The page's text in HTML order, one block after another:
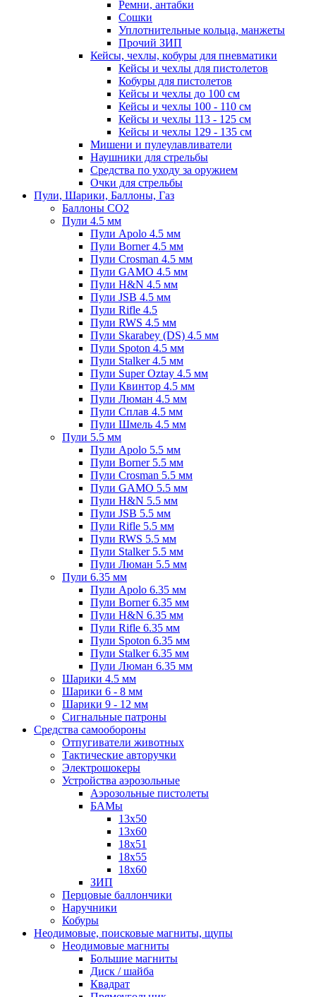
Ремни, антабки
Сошки
Уплотнительные кольца, манжеты
Прочий ЗИП
Кейсы, чехлы, кобуры для пневматики
Кейсы и чехлы для пистолетов
Кобуры для пистолетов
Кейсы и чехлы до 100 см
Кейсы и чехлы 100 - 110 см
Кейсы и чехлы 113 - 125 см
Кейсы и чехлы 129 - 135 см
Мишени и пулеулавливатели
Наушники для стрельбы
Средства по уходу за оружием
Очки для стрельбы
Пули, Шарики, Баллоны, Газ
Баллоны CO2
Пули 4.5 мм
Пули Apolo 4.5 мм
Пули Borner 4.5 мм
Пули Crosman 4.5 мм
Пули GAMO 4.5 мм
Пули H&N 4.5 мм
Пули JSB 4.5 мм
Пули Rifle 4.5
Пули RWS 4.5 мм
Пули Skarabey (DS) 4.5 мм
Пули Spoton 4.5 мм
Пули Stalker 4.5 мм
Пули Super Oztay 4.5 мм
Пули Квинтор 4.5 мм
Пули Люман 4.5 мм
Пули Сплав 4.5 мм
Пули Шмель 4.5 мм
Пули 5.5 мм
Пули Apolo 5.5 мм
Пули Borner 5.5 мм
Пули Crosman 5.5 мм
Пули GAMO 5.5 мм
Пули H&N 5.5 мм
Пули JSB 5.5 мм
Пули Rifle 5.5 мм
Пули RWS 5.5 мм
Пули Stalker 5.5 мм
Пули Люман 5.5 мм
Пули 6.35 мм
Пули Apolo 6.35 мм
Пули Borner 6.35 мм
Пули H&N 6.35 мм
Пули Rifle 6.35 мм
Пули Spoton 6.35 мм
Пули Stalker 6.35 мм
Пули Люман 6.35 мм
Шарики 4.5 мм
Шарики 6 - 8 мм
Шарики 9 - 12 мм
Сигнальные патроны
Средства самообороны
Отпугиватели животных
Тактические авторучки
Электрошокеры
Устройства аэрозольные
Аэрозольные пистолеты
БАМы
13х50
13х60
18х51
18х55
18х60
ЗИП
Перцовые баллончики
Наручники
Кобуры
Неодимовые, поисковые магниты, щупы
Неодимовые магниты
Большие магниты
Диск / шайба
Квадрат